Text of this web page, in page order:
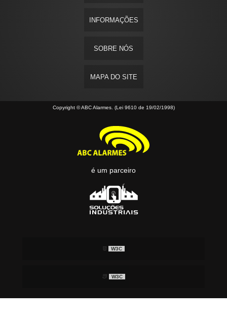
INFORMAÇÕES
SOBRE NÓS
MAPA DO SITE
Copyright © ABC Alarmes. (Lei 9610 de 19/02/1998)
é um parceiro
W3C
W3C